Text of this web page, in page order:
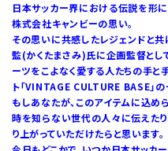
日本サッカー界における伝説を形
株式会社キャンビーの思い。
その思いに共感したレジェンドと
監(かくたまさみ)氏に企画監督とし
ーツをこよなく愛する人たちの手と
ト「VINTAGE CULTURE BASE」の
もしあなたが、このアイテムに込め
時を知らない世代の人々に伝えた
り上がっていただけたらと思います。